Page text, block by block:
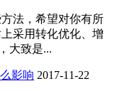
法，希望对你有所
用转化优化、增
大致是...
影响 2017-11-22